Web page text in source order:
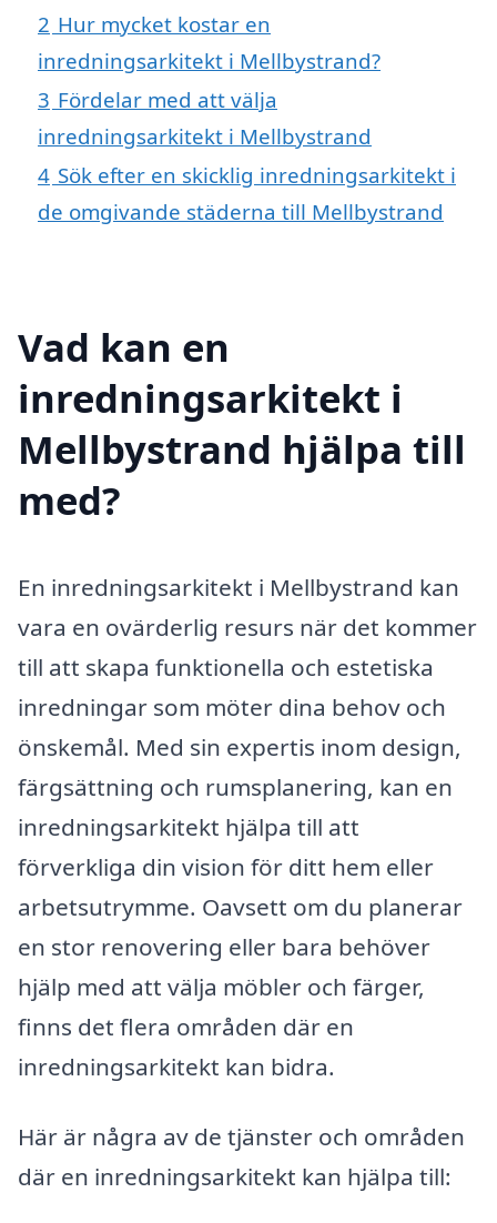
2 Hur mycket kostar en
inredningsarkitekt i Mellbystrand?
3 Fördelar med att välja
inredningsarkitekt i Mellbystrand
4 Sök efter en skicklig inredningsarkitekt i
de omgivande städerna till Mellbystrand
Vad kan en
inredningsarkitekt i
Mellbystrand hjälpa till
med?
En inredningsarkitekt i Mellbystrand kan
vara en ovärderlig resurs när det kommer
till att skapa funktionella och estetiska
inredningar som möter dina behov och
önskemål. Med sin expertis inom design,
färgsättning och rumsplanering, kan en
inredningsarkitekt hjälpa till att
förverkliga din vision för ditt hem eller
arbetsutrymme. Oavsett om du planerar
en stor renovering eller bara behöver
hjälp med att välja möbler och färger,
finns det flera områden där en
inredningsarkitekt kan bidra.
Här är några av de tjänster och områden
där en inredningsarkitekt kan hjälpa till: